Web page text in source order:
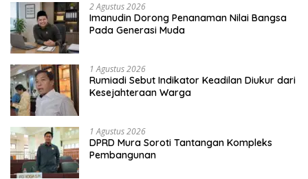
2 Agustus 2026
Imanudin Dorong Penanaman Nilai Bangsa
Pada Generasi Muda
1 Agustus 2026
Rumiadi Sebut Indikator Keadilan Diukur dari
Kesejahteraan Warga
1 Agustus 2026
DPRD Mura Soroti Tantangan Kompleks
Pembangunan